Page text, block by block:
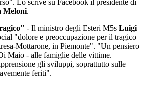
Meloni.
- Il ministro degli Esteri M5s Luigi
"dolore e preoccupazione per il tragico
Mottarone, in Piemonte". "Un pensiero
Maio - alle famiglie delle vittime.
gli sviluppi, soprattutto sulle
feriti".